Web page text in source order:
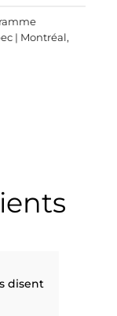
| Montréal,
disent